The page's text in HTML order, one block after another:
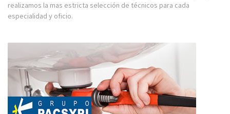
realizamos la mas estricta selección de técnicos para cada
especialidad y oficio.